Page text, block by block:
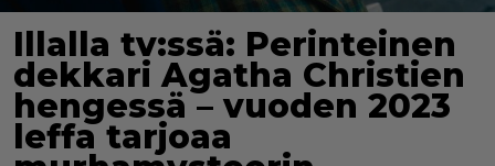
Illalla tv:ssä: Perinteinen
dekkari Agatha Christien
hengessä – vuoden 2023
leffa tarjoaa